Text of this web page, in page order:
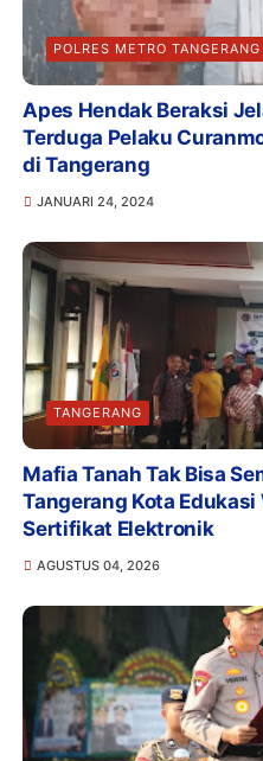
POLRES METRO TANGERANG
Apes Hendak Beraksi
Terduga Pelaku
di Tangerang
JANUARI 24, 2024
TANGERANG
Mafia Tanah Tak Bisa
Tangerang Kota Edukasi
Sertifikat Elektronik
AGUSTUS 04, 2026